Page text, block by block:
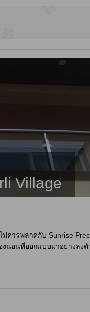
Village
รพลาดกับ Sunrise
อนที่ออกแบบมาอย่างลง
รยากาศที่อบอุ่นและเป็นกันเ